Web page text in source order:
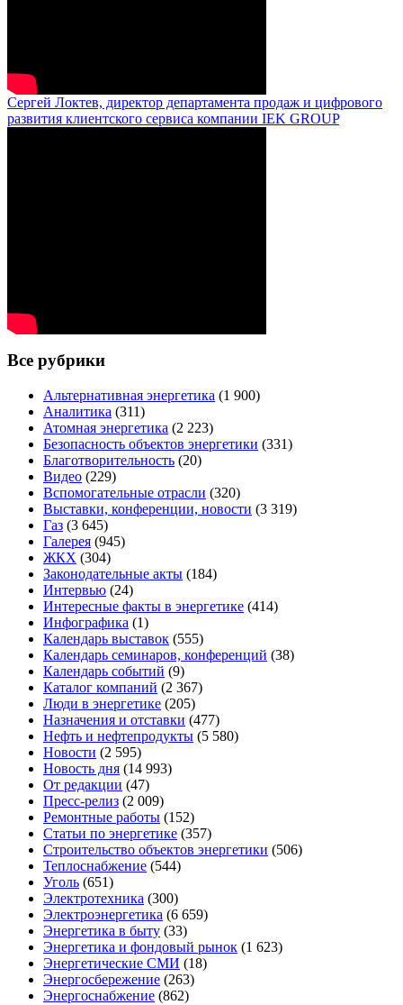
Сергей Локтев, директор департамента продаж и цифрового
развития клиентского сервиса компании IEK GROUP
Все рубрики
Альтернативная энергетика (1 900)
Аналитика (311)
Атомная энергетика (2 223)
Безопасность объектов энергетики (331)
Благотворительность (20)
Видео (229)
Вспомогательные отрасли (320)
Выставки, конференции, новости (3 319)
Газ (3 645)
Галерея (945)
ЖКХ (304)
Законодательные акты (184)
Интервью (24)
Интересные факты в энергетике (414)
Инфографика (1)
Календарь выставок (555)
Календарь семинаров, конференций (38)
Календарь событий (9)
Каталог компаний (2 367)
Люди в энергетике (205)
Назначения и отставки (477)
Нефть и нефтепродукты (5 580)
Новости (2 595)
Новость дня (14 993)
От редакции (47)
Пресс-релиз (2 009)
Ремонтные работы (152)
Статьи по энергетике (357)
Строительство объектов энергетики (506)
Теплоснабжение (544)
Уголь (651)
Электротехника (300)
Электроэнергетика (6 659)
Энергетика в быту (33)
Энергетика и фондовый рынок (1 623)
Энергетические СМИ (18)
Энергосбережение (263)
Энергоснабжение (862)